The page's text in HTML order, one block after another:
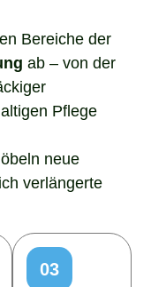
Bereiche der
ab – von der
Pflege
neue
verlängerte
03